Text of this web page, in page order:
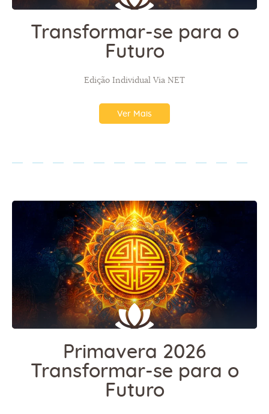
Transformar-se para o
Futuro
Edição Individual Via NET
Ver Mais
Primavera 2026
Transformar-se para o
Futuro